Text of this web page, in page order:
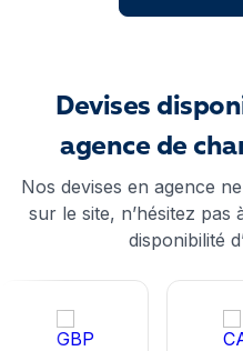
Devises
agence de
Nos devises en agence
sur le site, n’hésitez
disponibilité